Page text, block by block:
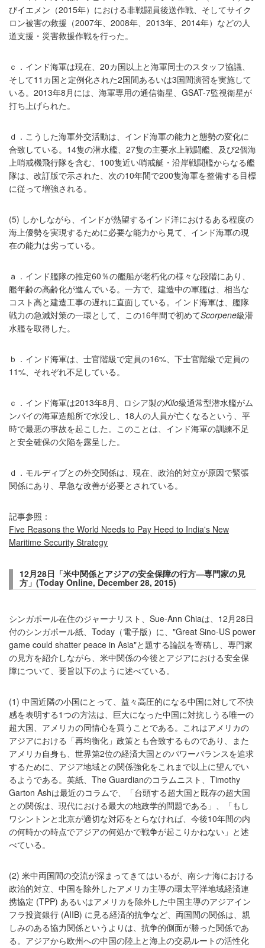
びイエメン（2015年）における非戦闘員後送作戦、そしてサイク
ロン被害の救援（2007年、2008年、2013年、2014年）などの人
道支援・災害救援作戦を行った。
ｃ．インド海軍は現在、20カ国以上と海軍同士のスタッフ協議、
そして11カ国と定例化された2国間あるいは3国間演習を実施して
いる。2013年8月には、海軍専用の通信衛星、GSAT-7監視衛星が
打ち上げられた。
ｄ．こうした海軍外交活動は、インド海軍の能力と態勢の変化に
合致している。14隻の潜水艦、27隻の主要水上戦闘艦、及び2個海
上哨戒機飛行隊を含む、100隻近い哨戒艇・沿岸戦闘艦からなる艦
隊は、改訂版で示された、次の10年間で200隻海軍を整備する目標
に従って増強される。
(5) しかしながら、インドが熱望するインド洋におけるある程度の
海上優勢を実現するために必要な能力から見て、インド海軍の現
在の能力は劣っている。
ａ．インド艦隊の推定60％の艦船が老朽化の様々な段階にあり、
艦年齢の高齢化が進んでいる。一方で、建造中の軍艦は、相当な
コスト高と建造工事の遅れに直面している。インド海軍は、艦隊
戦力の急減対策の一環として、この16年間で初めてScorpene級潜
水艦を取得した。
ｂ．インド海軍は、士官階級で定員の16%、下士官階級で定員の
11%、それぞれ不足している。
ｃ．インド海軍は2013年8月、ロシア製のKilo級通常型潜水艦がム
ンバイの海軍造船所で水没し、18人の人員が亡くなるという、平
時で最悪の事故を起こした。このことは、インド海軍の訓練不足
と安全確保の欠陥を露呈した。
ｄ．モルディブとの外交関係は、現在、政治的対立が原因で緊張
関係にあり、早急な改善が必要とされている。
記事参照：
Five Reasons the World Needs to Pay Heed to India's New
Maritime Security Strategy
12月28日「米中関係とアジアの安全保障の行方―専門家の見
方」(Today Online, December 28, 2015)
シンガポール在住のジャーナリスト、Sue-Ann Chiaは、12月28日
付のシンガポール紙、Today（電子版）に、"Great Sino-US power
game could shatter peace in Asia"と題する論説を寄稿し、専門家
の見方を紹介しながら、米中関係の今後とアジアにおける安全保
障について、要旨以下のように述べている。
(1) 中国近隣の小国にとって、益々高圧的になる中国に対して不快
感を表明する1つの方法は、巨大になった中国に対抗しうる唯一の
超大国、アメリカの同情心を買うことである。これはアメリカの
アジアにおける「再均衡化」政策とも合致するものであり、また
アメリカ自身も、世界第2位の経済大国とのパワーバランスを追求
するために、アジア地域との関係強化をこれまで以上に望んでい
るようである。英紙、The Guardianのコラムニスト、Timothy
Garton Ashは最近のコラムで、「台頭する超大国と既存の超大国
との関係は、現代における最大の地政学的問題である」、「もし
ワシントンと北京が適切な対応をとらなければ、今後10年間の内
の何時かの時点でアジアの何処かで戦争が起こりかねない」と述
べている。
(2) 米中両国間の交流が深まってきてはいるが、南シナ海における
政治的対立、中国を除外したアメリカ主導の環太平洋地域経済連
携協定 (TPP) あるいはアメリカを除外した中国主導のアジアイン
フラ投資銀行 (AIIB) に見る経済的抗争など、両国間の関係は、親
しみのある協力関係というよりは、抗争的側面が勝った関係であ
る。アジアから欧州への中国の陸上と海上の交易ルートの活性化